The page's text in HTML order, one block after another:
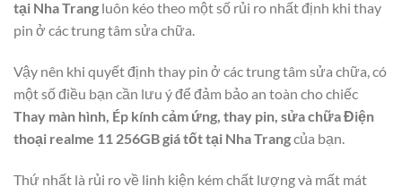
tại Nha Trang luôn kéo theo một số rủi ro nhất định khi thay
pin ở các trung tâm sửa chữa.
Vậy nên khi quyết định thay pin ở các trung tâm sửa chữa, có
một số điều bạn cần lưu ý để đảm bảo an toàn cho chiếc
Thay màn hình, Ép kính cảm ứng, thay pin, sửa chữa Điện
thoại realme 11 256GB giá tốt tại Nha Trangcủa bạn.
Thứ nhất là rủi ro về linh kiện kém chất lượng và mất mát